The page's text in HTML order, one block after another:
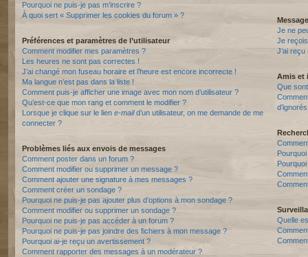
Pourquoi ne puis-je pas m’inscrire ?
À quoi sert « Supprimer les cookies du forum » ?
Préférences et paramètres de l’utilisateur
Comment modifier mes paramètres ?
Les heures ne sont pas correctes !
J’ai changé mon fuseau horaire et l’heure est encore incorrecte !
Ma langue n’est pas dans la liste !
Comment puis-je afficher une image avec mon nom d’utilisateur ?
Qu’est-ce que mon rang et comment le modifier ?
Lorsque je clique sur le lien e-maild’un utilisateur, on me demande de me
connecter ?
Problèmes liés aux envois de messages
Comment poster dans un forum ?
Comment modifier ou supprimer un message ?
Comment ajouter une signature à mes messages ?
Comment créer un sondage ?
Pourquoi ne puis-je pas ajouter plus d’options à mon sondage ?
Comment modifier ou supprimer un sondage ?
Pourquoi ne puis-je pas accéder à un forum ?
Pourquoi ne puis-je pas joindre des fichiers à mon message ?
Pourquoi ai-je reçu un avertissement ?
Comment rapporter des messages à un modérateur ?
Je ne
Je
J’ai
Amis et
Que
Quelle